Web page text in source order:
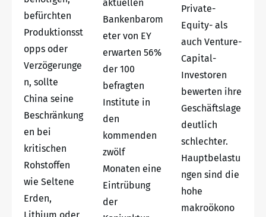
befürchten
Produktionsst
opps oder
Verzögerunge
n, sollte
China seine
Beschränkung
en bei
kritischen
Rohstoffen
wie Seltene
Erden,
Lithium oder
aktuellen
Bankenbarom
eter von EY
erwarten 56%
der 100
befragten
Institute in
den
kommenden
zwölf
Monaten eine
Eintrübung
der
Private-
Equity- als
auch Venture-
Capital-
Investoren
bewerten ihre
Geschäftslage
deutlich
schlechter.
Hauptbelastu
ngen sind die
hohe
makroökono